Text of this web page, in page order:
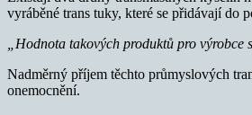
vyráběné trans tuky, které se přidávají do
„Hodnota takových produktů pro
Nadměrný příjem těchto průmyslových
onemocnění.